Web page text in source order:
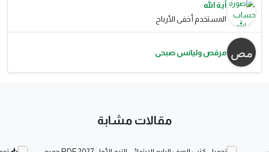
آية الله
المستخدم أخفى الأرباح
مرقص وليانس صبحى
مقالات مشابة